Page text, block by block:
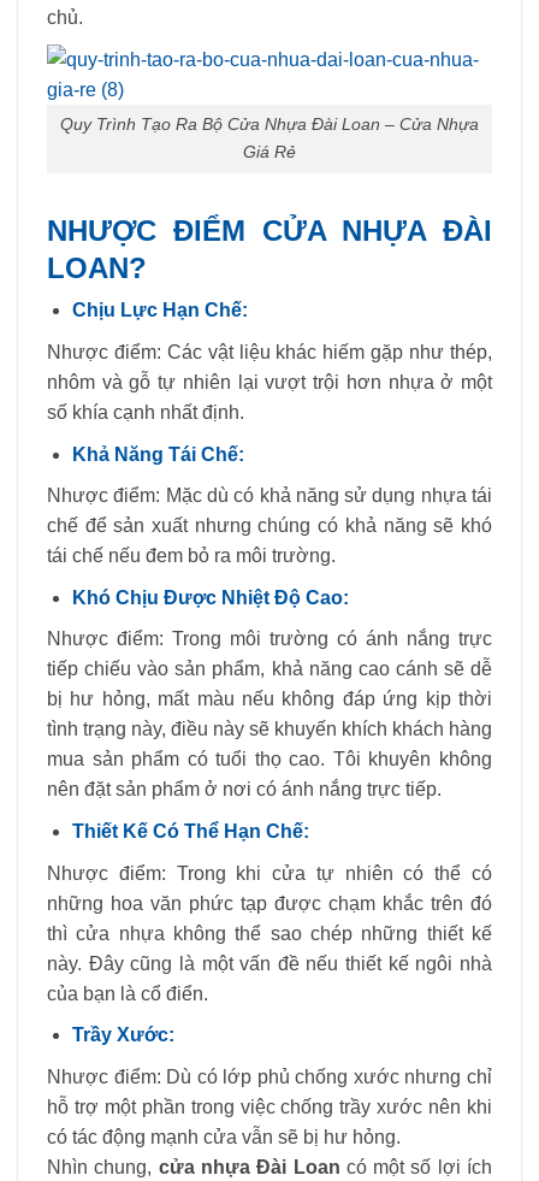
chủ.
Quy Trình Tạo Ra Bộ Cửa Nhựa Đài Loan – Cửa Nhựa
Giá Rẻ
NHƯỢC ĐIỂM CỬA NHỰA ĐÀI
LOAN?
Chịu Lực Hạn Chế:
Nhược điểm: Các vật liệu khác hiếm gặp như thép,
nhôm và gỗ tự nhiên lại vượt trội hơn nhựa ở một
số khía cạnh nhất định.
Khả Năng Tái Chế:
Nhược điểm: Mặc dù có khả năng sử dụng nhựa tái
chế để sản xuất nhưng chúng có khả năng sẽ khó
tái chế nếu đem bỏ ra môi trường.
Khó Chịu Được Nhiệt Độ Cao:
Nhược điểm: Trong môi trường có ánh nắng trực
tiếp chiếu vào sản phẩm, khả năng cao cánh sẽ dễ
bị hư hỏng, mất màu nếu không đáp ứng kịp thời
tình trạng này, điều này sẽ khuyến khích khách hàng
mua sản phẩm có tuổi thọ cao. Tôi khuyên không
nên đặt sản phẩm ở nơi có ánh nắng trực tiếp.
Thiết Kế Có Thể Hạn Chế:
Nhược điểm: Trong khi cửa tự nhiên có thể có
những hoa văn phức tạp được chạm khắc trên đó
thì cửa nhựa không thể sao chép những thiết kế
này. Đây cũng là một vấn đề nếu thiết kế ngôi nhà
của bạn là cổ điển.
Trầy Xước:
Nhược điểm: Dù có lớp phủ chống xước nhưng chỉ
hỗ trợ một phần trong việc chống trầy xước nên khi
có tác động mạnh cửa vẫn sẽ bị hư hỏng.
Nhìn chung, cửa nhựa Đài Loan có một số lợi ích